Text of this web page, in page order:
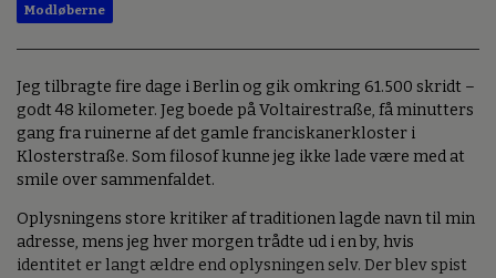
Modløberne
Jeg tilbragte fire dage i Berlin og gik omkring 61.500 skridt –
godt 48 kilometer. Jeg boede på Voltairestraße, få minutters
gang fra ruinerne af det gamle franciskanerkloster i
Klosterstraße. Som filosof kunne jeg ikke lade være med at
smile over sammenfaldet.
Oplysningens store kritiker af traditionen lagde navn til min
adresse, mens jeg hver morgen trådte ud i en by, hvis
identitet er langt ældre end oplysningen selv. Der blev spist